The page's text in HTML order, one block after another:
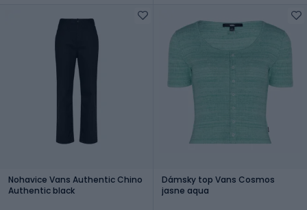
Nohavice Vans Authentic Chino
Authentic black
Dámsky top Vans Cosmos
jasne aqua